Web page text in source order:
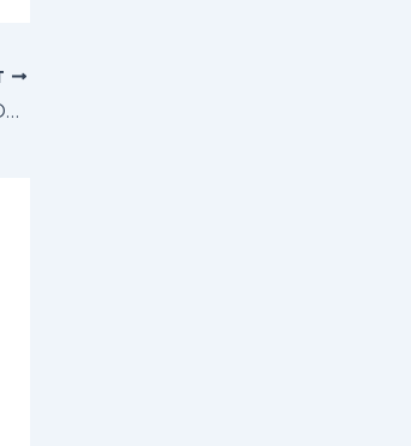
TOMBOLA 2024 : DE GROS LOTS SONT EN JEUX CETTE ANNEE